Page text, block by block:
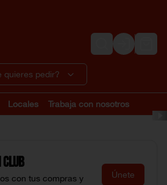
Login
quieres pedir?
Locales Trabaja con nosotros
Club
con tus compras y
Únete